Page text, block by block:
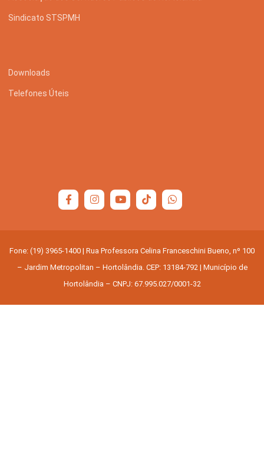
Sindicato STSPMH
Downloads
Telefones Úteis
Fone: (19) 3965-1400 | Rua Professora Celina Franceschini Bueno, nº 100
– Jardim Metropolitan – Hortolândia. CEP: 13184-792 | Município de
Hortolândia – CNPJ: 67.995.027/0001-32